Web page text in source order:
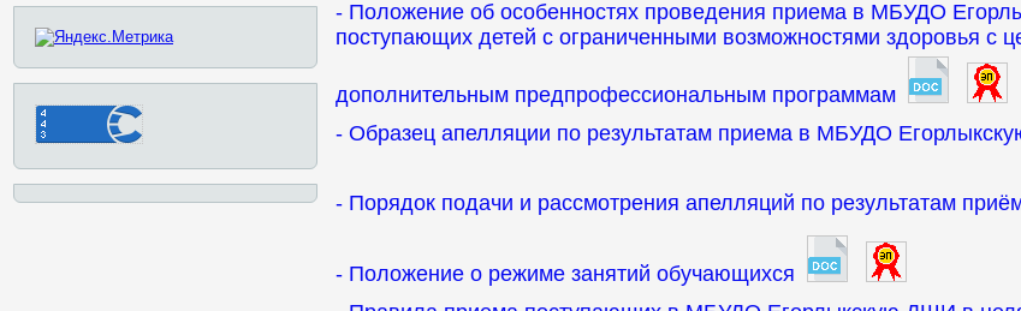
- Положение об особенностях проведения приема в МБУДО
поступающих детей с ограниченными возможностями здоровья с
дополнительным предпрофессиональным программам
- Образец апелляции по результатам приема в МБУДО
- Порядок подачи и рассмотрения апелляций по результатам
- Положение о режиме занятий обучающихся